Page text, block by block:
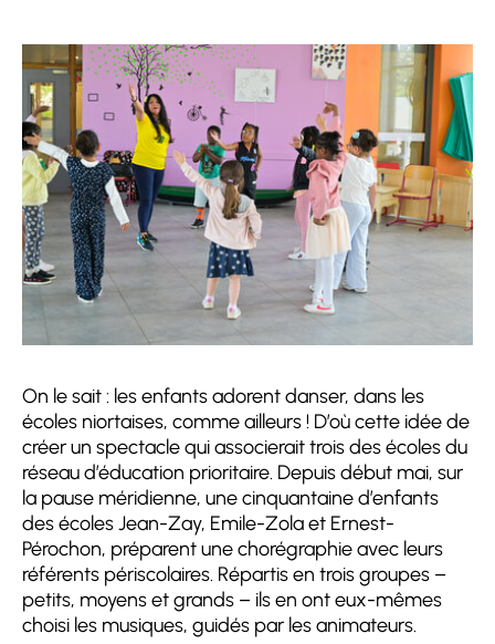
On le sait : les enfants adorent danser, dans les
écoles niortaises, comme ailleurs ! D’où cette idée de
créer un spectacle qui associerait trois des écoles du
réseau d’éducation prioritaire. Depuis début mai, sur
la pause méridienne, une cinquantaine d’enfants
des écoles Jean-Zay, Emile-Zola et Ernest-
Pérochon, préparent une chorégraphie avec leurs
référents périscolaires. Répartis en trois groupes –
petits, moyens et grands – ils en ont eux-mêmes
choisi les musiques, guidés par les animateurs.